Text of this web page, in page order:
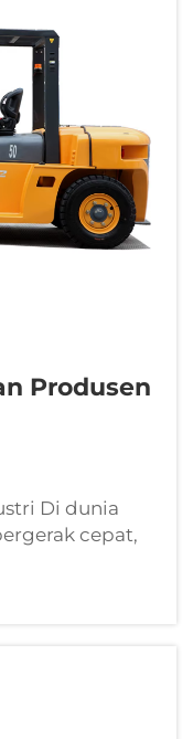
Produsen
Di dunia
cepat,
peralatan
mesin utama
gudang.